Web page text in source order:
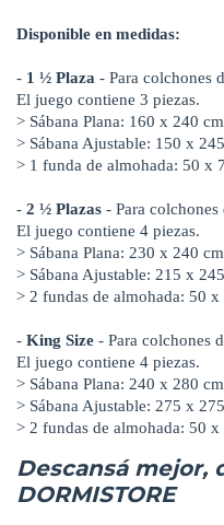
Disponible en medidas:
- 1 ½ Plaza - Para colchones
El juego contiene 3 piezas.
> Sábana Plana: 160 x 240
> Sábana Ajustable: 150 x
> 1 funda de almohada: 50 x
- 2 ½ Plazas - Para
El juego contiene 4 piezas.
> Sábana Plana: 230 x 240
> Sábana Ajustable: 215 x
> 2 fundas de almohada: 50 x
- King Size - Para colchones
El juego contiene 4 piezas.
> Sábana Plana: 240 x 280
> Sábana Ajustable: 275 x
> 2 fundas de almohada: 50 x
Descansá mejor,
DORMISTORE